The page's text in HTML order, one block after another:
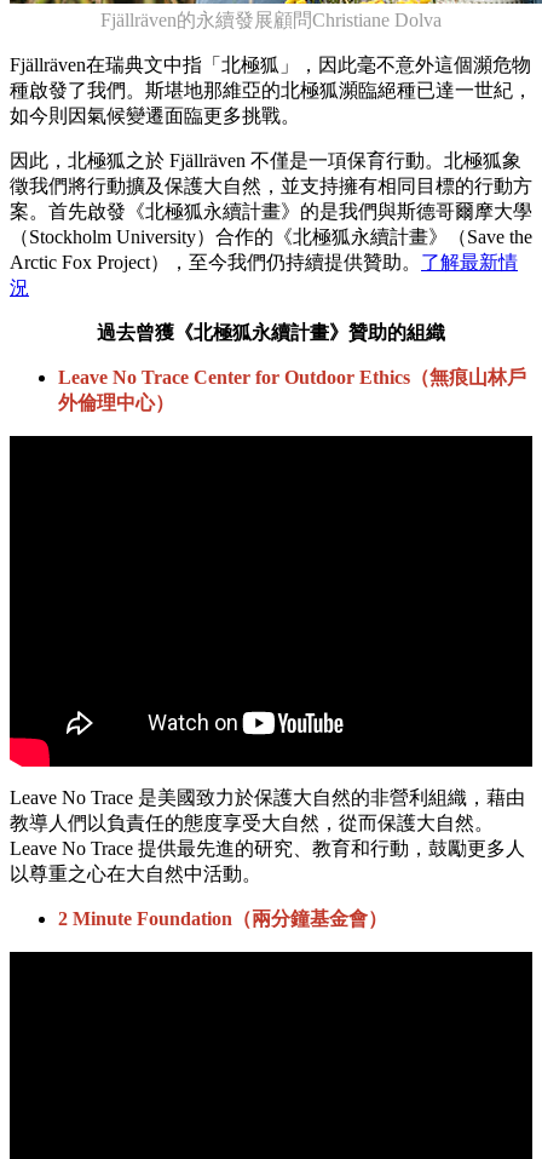
Fjällräven的永續發展顧問Christiane Dolva
Fjällräven在瑞典文中指「北極狐」，因此毫不意外這個瀕危物
種啟發了我們。斯堪地那維亞的北極狐瀕臨絕種已達一世紀，
如今則因氣候變遷面臨更多挑戰。
因此，北極狐之於 Fjällräven 不僅是一項保育行動。北極狐象
徵我們將行動擴及保護大自然，並支持擁有相同目標的行動方
案。首先啟發《北極狐永續計畫》的是我們與斯德哥爾摩大學
（Stockholm University）合作的《北極狐永續計畫》（Save the
Arctic Fox Project），至今我們仍持續提供贊助。 了解最新情
況
過去曾獲《北極狐永續計畫》贊助的組織
Leave No Trace Center for Outdoor Ethics（無痕山林戶
外倫理中心）
Leave No Trace 是美國致力於保護大自然的非營利組織，藉由
教導人們以負責任的態度享受大自然，從而保護大自然。
Leave No Trace 提供最先進的研究、教育和行動，鼓勵更多人
以尊重之心在大自然中活動。
2 Minute Foundation（兩分鐘基金會）